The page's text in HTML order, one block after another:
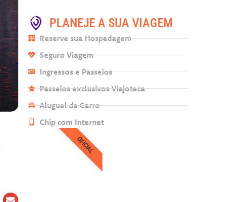
PLANEJE A SUA VIAGEM
Reserve sua Hospedagem
Seguro Viagem
Ingressos e Passeios
Passeios exclusivos Viajoteca
Aluguel de Carro
Chip com Internet
OFICIAL